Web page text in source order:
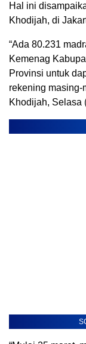
Hal ini
Khodijah, di
“Ada 80.231
Kemenag
Provinsi untuk
rekening masing-
Khodijah, Selasa